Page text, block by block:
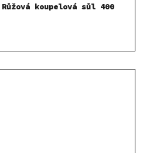
koupelová sůl 400